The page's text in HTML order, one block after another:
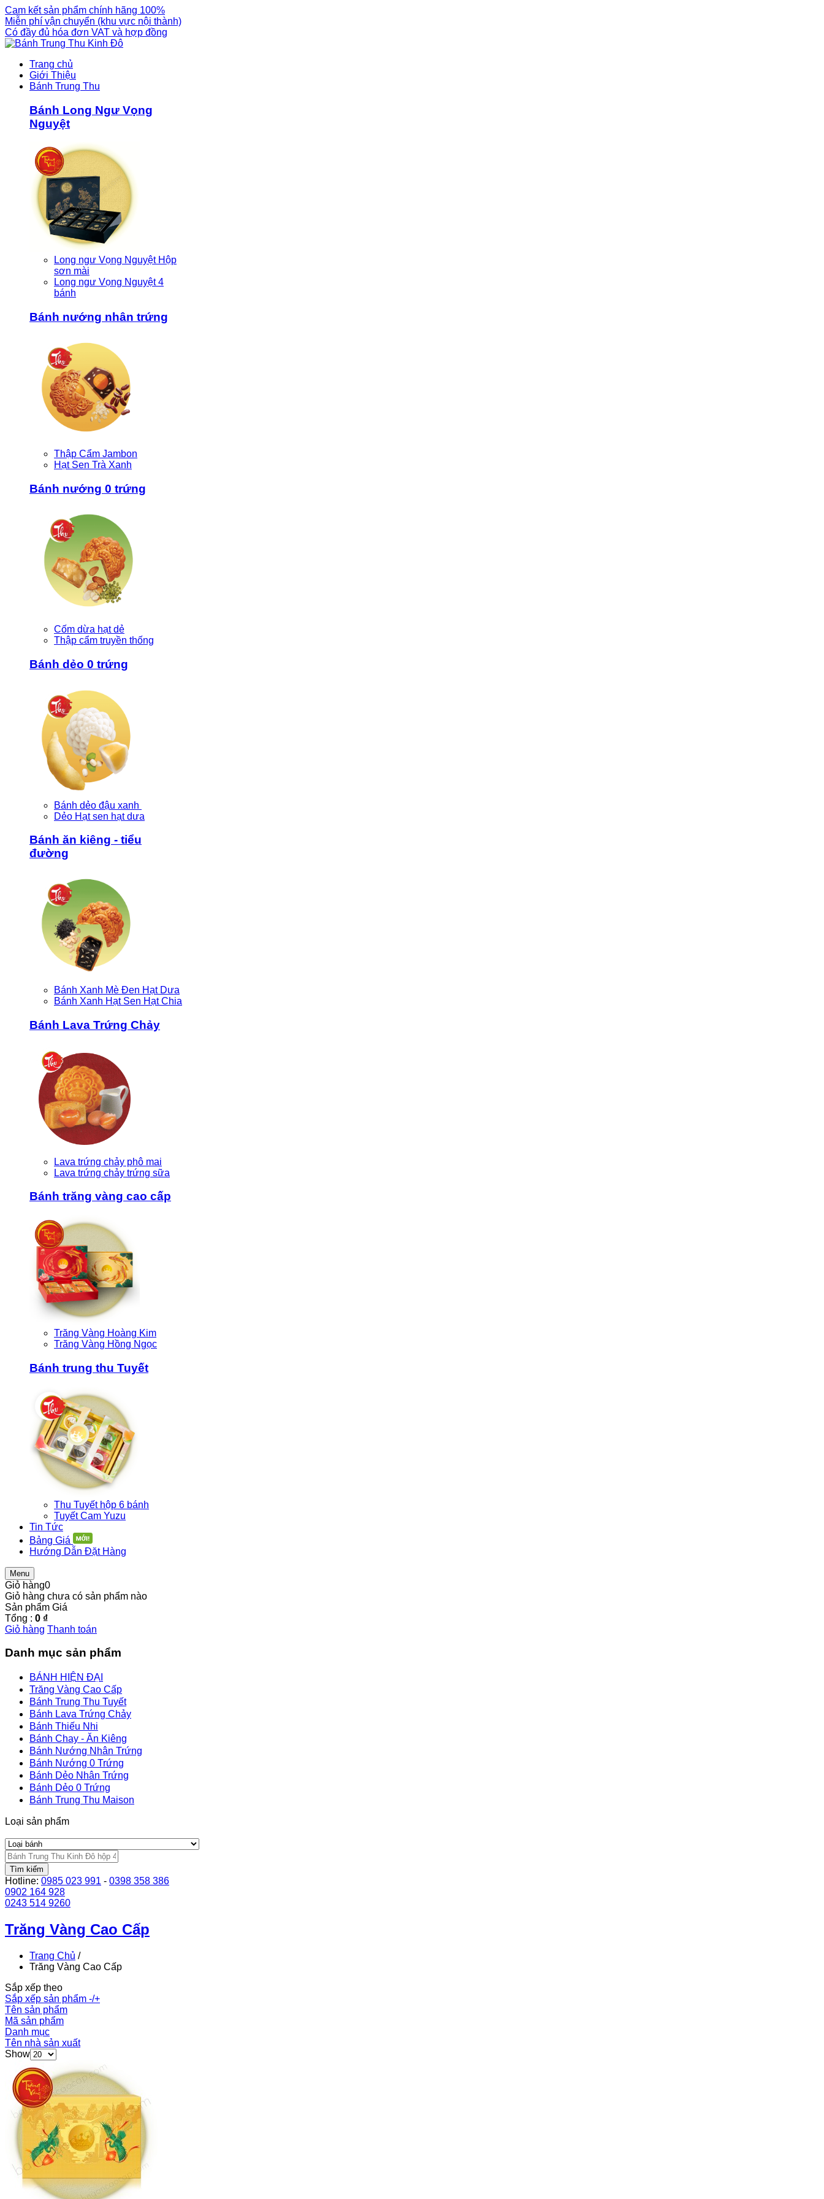
Cam kết sản phẩm chính hãng 100%
Miễn phí vận chuyển (khu vực nội thành)
Có đầy đủ hóa đơn VAT và hợp đồng
Trang chủ
Giới Thiệu
Bánh Trung Thu
Bánh Long Ngư Vọng
Nguyệt
Long ngư Vọng Nguyệt Hộp
sơn mài
Long ngư Vọng Nguyệt 4
bánh
Bánh nướng nhân trứng
Thập Cẩm Jambon
Hạt Sen Trà Xanh
Bánh nướng 0 trứng
Cốm dừa hạt dẻ
Thập cẩm truyền thống
Bánh dẻo 0 trứng
Bánh dẻo đậu xanh
Dẻo Hạt sen hạt dưa
Bánh ăn kiêng - tiểu
đường
Bánh Xanh Mè Đen Hạt Dưa
Bánh Xanh Hạt Sen Hạt Chia
Bánh Lava Trứng Chảy
Lava trứng chảy phô mai
Lava trứng chảy trứng sữa
Bánh trăng vàng cao cấp
Trăng Vàng Hoàng Kim
Trăng Vàng Hồng Ngọc
Bánh trung thu Tuyết
Thu Tuyết hộp 6 bánh
Tuyết Cam Yuzu
Tin Tức
Bảng Giá
Hướng Dẫn Đặt Hàng
Menu
Giỏ hàng0
Giỏ hàng chưa có sản phẩm nào
Sản phẩm Giá
Tổng : 0 ₫
Giỏ hàng Thanh toán
Danh mục sản phẩm
BÁNH HIỆN ĐẠI
Trăng Vàng Cao Cấp
Bánh Trung Thu Tuyết
Bánh Lava Trứng Chảy
Bánh Thiếu Nhi
Bánh Chay - Ăn Kiêng
Bánh Nướng Nhân Trứng
Bánh Nướng 0 Trứng
Bánh Dẻo Nhân Trứng
Bánh Dẻo 0 Trứng
Bánh Trung Thu Maison
Loại sản phẩm
Tìm kiếm
Hotline: 0985 023 991 - 0398 358 386
0902 164 928
0243 514 9260
Trăng Vàng Cao Cấp
Trang Chủ /
Trăng Vàng Cao Cấp
Sắp xếp theo
Sắp xếp sản phẩm -/+
Tên sản phẩm
Mã sản phẩm
Danh mục
Tên nhà sản xuất
Show